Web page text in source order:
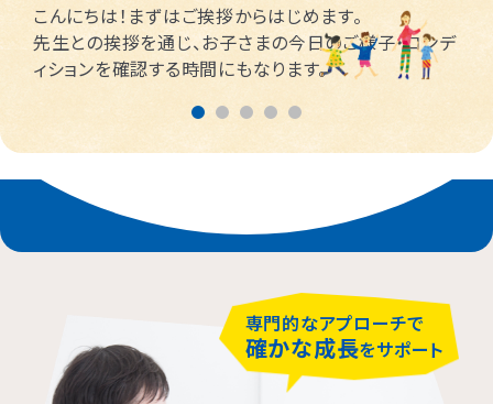
こんにちは！まずはご挨拶からはじめます。
先生との挨拶を通じ、お子さまの今日のご様子・コンデ
ィションを確認する時間にもなります。
専門的なアプローチで
確かな成長をサポート
さいたま市南区
富士見市
所沢市
北区
千代田区
八王子市
横浜市鶴見区
相模原市緑区
川崎市多摩区
横浜市緑区
大阪市此花区
堺市堺区
大阪市東淀川区